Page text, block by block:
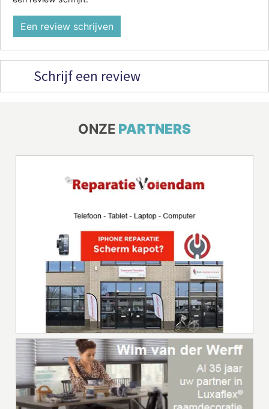
Een review schrijven
Schrijf een review
ONZE PARTNERS